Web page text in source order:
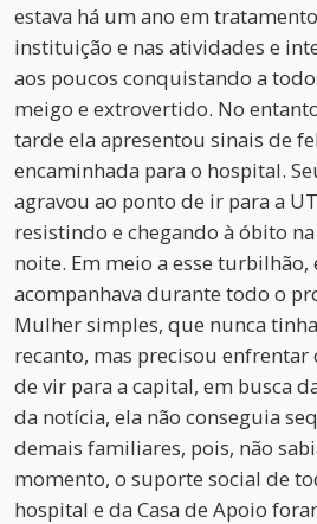
estava há um ano em
instituição e nas atividades e
aos poucos conquistando a
meigo e extrovertido. No
tarde ela apresentou sinais de
encaminhada para o hospital.
agravou ao ponto de ir para a
resistindo e chegando à óbito
noite. Em meio a esse turbilhão,
acompanhava durante todo o
Mulher simples, que nunca
recanto, mas precisou enfrentar
de vir para a capital, em busca
da notícia, ela não conseguia
demais familiares, pois, não
momento, o suporte social de
hospital e da Casa de Apoio